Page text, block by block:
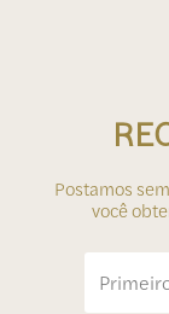
Postamos
você